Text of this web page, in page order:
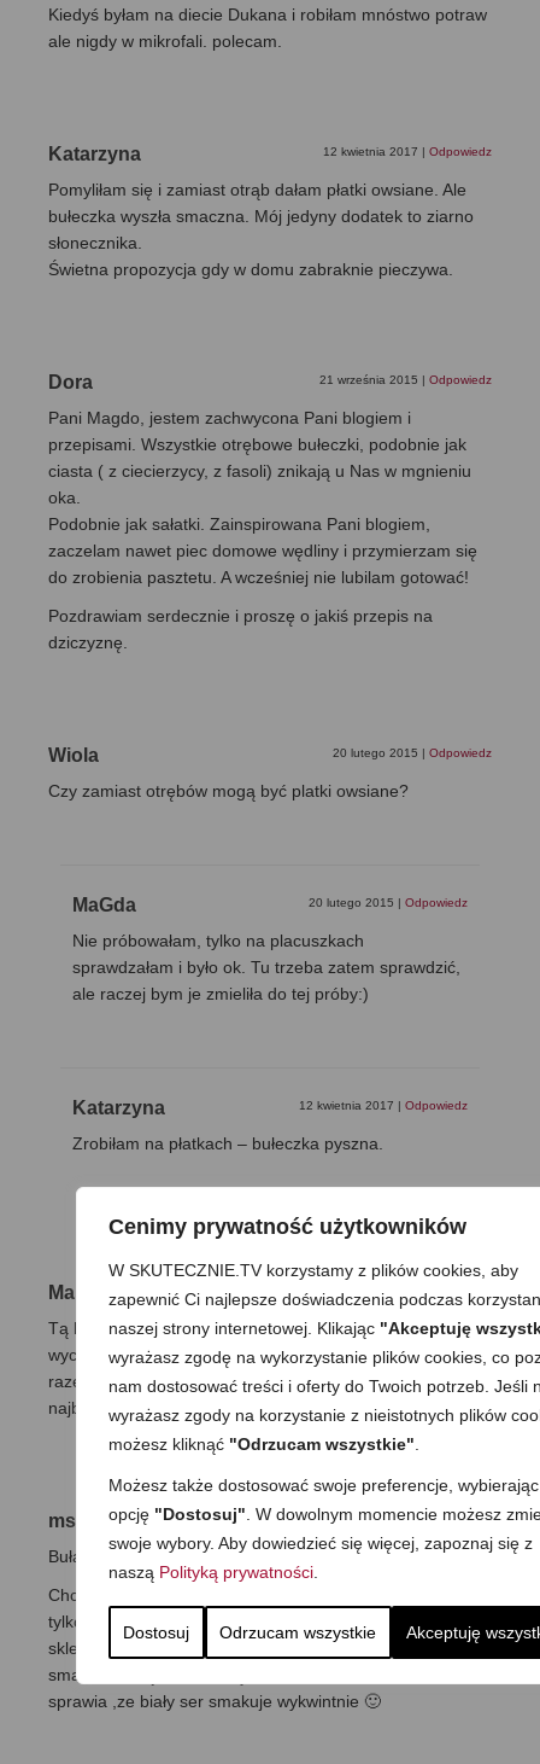
Cenimy prywatność użytkowników
W SKUTECZNIE.TV korzystamy z plików cookies, aby
zapewnić Ci najlepsze doświadczenia podczas
naszej strony internetowej. Klikając "Akceptuję
wyrażasz zgodę na wykorzystanie plików cookies, co
nam dostosować treści i oferty do Twoich potrzeb. Jeśli
wyrażasz zgody na korzystanie z nieistotnych plików
możesz kliknąć "Odrzucam wszystkie"
Możesz także dostosować swoje preferencje, wybierając
opcję "Dostosuj" . W dowolnym momencie możesz
swoje wybory. Aby dowiedzieć się więcej, zapoznaj się z
naszą Polityką prywatności.
Dostosuj Odrzucam wszystkie Akceptuję
Kiedyś byłam na diecie Dukana i robiłam mnóstwo potraw
ale nigdy w mikrofali. polecam.
Katarzyna 12 kwietnia 2017 Odpowiedz
Pomyliłam się i zamiast otrąb dałam płatki owsiane. Ale
bułeczka wyszła smaczna. Mój jedyny dodatek to ziarno
słonecznika.
Świetna propozycja gdy w domu zabraknie pieczywa.
Dora 21 września 2015 Odpowiedz
Pani Magdo, jestem zachwycona Pani blogiem i
przepisami. Wszystkie otrębowe bułeczki, podobnie jak
ciasta ( z ciecierzycy, z fasoli) znikają u Nas w mgnieniu
oka.
Podobnie jak sałatki. Zainspirowana Pani blogiem,
zaczelam nawet piec domowe wędliny i przymierzam się
do zrobienia pasztetu. A wcześniej nie lubilam gotować!
Pozdrawiam serdecznie i proszę o jakiś przepis na
dziczyznę.
Wiola 20 lutego 2015 Odpowiedz
Czy zamiast otrębów mogą być platki owsiane?
MaGda 20 lutego 2015 Odpowiedz
Nie próbowałam, tylko na placuszkach
sprawdzałam i było ok. Tu trzeba zatem sprawdzić,
ale raczej bym je zmieliła do tej próby:)
Katarzyna 12 kwietnia 2017 Odpowiedz
Zrobiłam na płatkach – bułeczka pyszna.
Malwina 11 kwietnia 2014 | Odpowiedz
Tą bułeczkę robiłam już kilka razy i za każdym razem
wychodzi przepyszna:))) szybko się robi i za każdym
razem dzięki dodatkowym składnikom wychodzi inna:)
najbardziej lubię z tymiankiem:)) dziękuję za przepis:)
mszumka 10 maja 2013|Odpowiedz
Bułaczka rewelacja !!!!
Chciałabym natomist zarekomendować od siebie dodanie
tylko odrobiny soli i szczyptę czarnuszki ( do kupienia w
sklepach ze zdrową żywnością).Nadaje ona orzechowy
smak ,zresztą czarnuszkę dodaje do wszystkiego –
sprawia ,ze biały ser smakuje wykwintnie 🙂